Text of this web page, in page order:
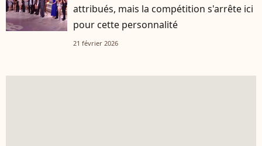
attribués, mais la compétition s'arrête ici
pour cette personnalité
21 février 2026